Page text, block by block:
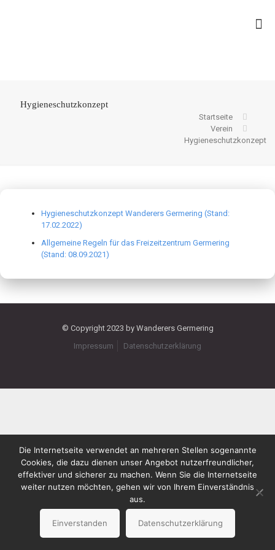
Hygieneschutzkonzept
Startseite
Verein
Hygieneschutzkonzept
Hygieneschutzkonzept Wanderers Germering (Stand:
17.02.2022)
Allgemeine Regeln für das Freizeitzentrum Germering
(Stand: 08.09.2021)
© Copyright 2023 by Wanderers Germering
Impressum
Datenschutzerklärung
Die Internetseite verwendet an mehreren Stellen sogenannte
Cookies, die dazu dienen unser Angebot nutzerfreundlicher,
effektiver und sicherer zu machen. Wenn Sie die Internetseite
weiter nutzen möchten, gehen wir von Ihrem Einverständnis
aus.
Einverstanden Datenschutzerklärung